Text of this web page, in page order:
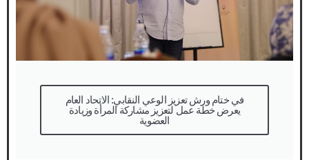
في ختام ورش تعزيز الوعي النقابي: الاتحاد العام
يعرض خطة عمل لتعزيز مشاركة المرأة وزيادة
العضوية